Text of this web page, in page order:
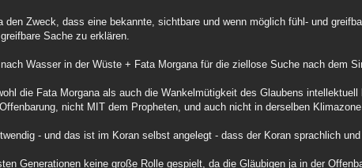
den Zweck, dass eine bekannte, sichtbare und wenn möglich fühl- und
Sache zu erklären.
Wasser in der Wüste + Fata Morgana für die ziellose Suche nach dem
die Fata Morgana als auch die Wankelmütigkeit des Glaubens
nicht MIT dem Propheten, und auch nicht in derselben
- und das ist im Koran selbst angelegt - dass der Koran sprachlich
Generationen keine große Rolle gespielt, da die Gläubigen ja in der